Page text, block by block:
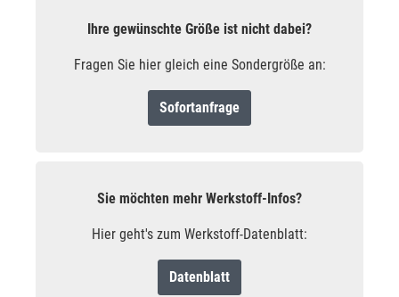
Ihre gewünschte Größe ist nicht dabei?
Fragen Sie hier gleich eine Sondergröße an:
Sofortanfrage
Sie möchten mehr Werkstoff-Infos?
Hier geht's zum Werkstoff-Datenblatt:
Datenblatt